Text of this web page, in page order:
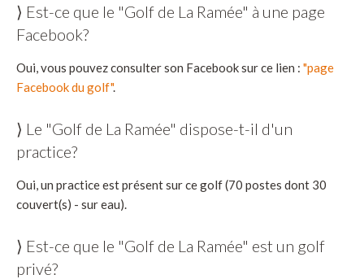
⟩ Est-ce que le "Golf de La Ramée" à une page
Facebook?
Oui, vous pouvez consulter son Facebook sur ce lien : "page
Facebook du golf".
⟩ Le "Golf de La Ramée" dispose-t-il d'un
practice?
Oui, un practice est présent sur ce golf (70 postes dont 30
couvert(s) - sur eau).
⟩ Est-ce que le "Golf de La Ramée" est un golf
privé?